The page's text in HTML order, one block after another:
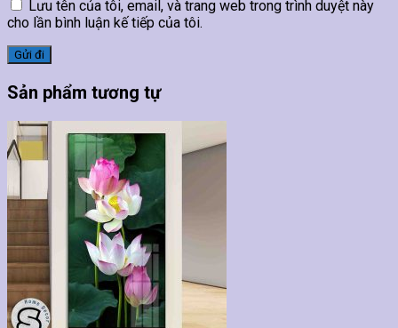
Lưu tên của tôi, email, và trang web trong trình duyệt này
cho lần bình luận kế tiếp của tôi.
Sản phẩm tương tự